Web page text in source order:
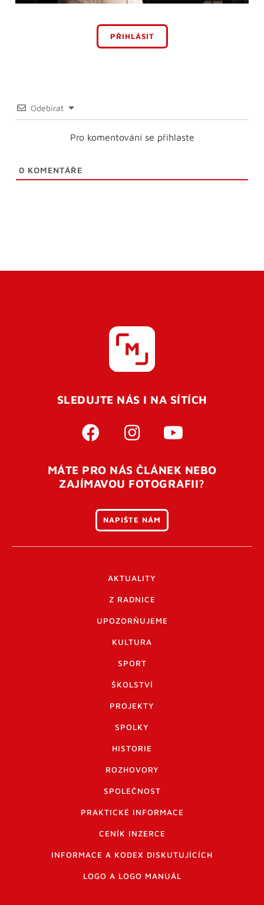
PŘIHLÁSIT
Odebírat
Pro komentování se přihlaste
0 KOMENTÁŘE
SLEDUJTE NÁS I NA SÍTÍCH
MÁTE PRO NÁS ČLÁNEK NEBO
ZAJÍMAVOU FOTOGRAFII?
NAPIŠTE NÁM
AKTUALITY
Z RADNICE
UPOZORŇUJEME
KULTURA
SPORT
ŠKOLSTVÍ
PROJEKTY
SPOLKY
HISTORIE
ROZHOVORY
SPOLEČNOST
PRAKTICKÉ INFORMACE
CENÍK INZERCE
INFORMACE A KODEX DISKUTUJÍCÍCH
LOGO A LOGO MANUÁL